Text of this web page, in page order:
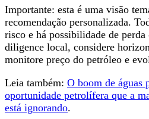
Importante: esta é uma visão
recomendação personalizada.
risco e há possibilidade de
diligence local, considere
monitore preço do petróleo e
Leia também: O boom de águas
oportunidade petrolífera que a
está ignorando.